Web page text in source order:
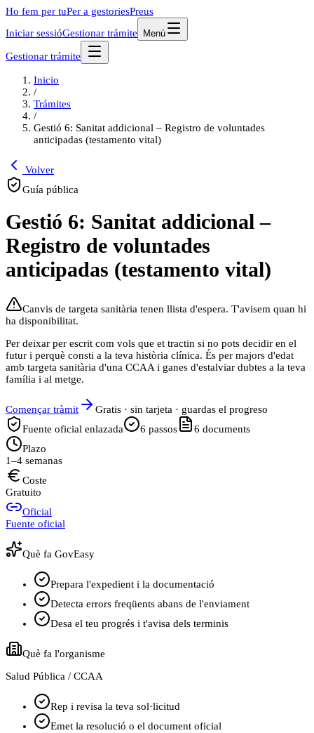
Ho fem per tuPer a gestoriesPreus
Iniciar sessióGestionar trámite Menú
Gestionar trámite
Inicio
/
Trámites
/
Gestió 6: Sanitat addicional – Registro de voluntades
anticipadas (testamento vital)
Volver
Guía pública
Gestió 6: Sanitat addicional –
Registro de voluntades
anticipadas (testamento vital)
Canvis de targeta sanitària tenen llista d'espera. T'avisem quan hi
ha disponibilitat.
Per deixar per escrit com vols que et tractin si no pots decidir en el
futur i perquè consti a la teva història clínica. És per majors d'edat
amb targeta sanitària d'una CCAA i ganes d'estalviar dubtes a la teva
família i al metge.
Començar tràmit
Gratis · sin tarjeta · guardas el progreso
Fuente oficial enlazada
6 passos 6 documents
Plazo
1–4 semanas
Coste
Gratuito
Oficial
Fuente oficial
Què fa GovEasy
Prepara l'expedient i la documentació
Detecta errors freqüents abans de l'enviament
Desa el teu progrés i t'avisa dels terminis
Què fa l'organisme
Salud Pública / CCAA
Rep i revisa la teva sol·licitud
Emet la resolució o el document oficial